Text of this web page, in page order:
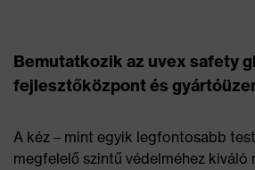
Bemutatkozik az uvex safety
fejlesztőközpont és
A kéz – mint egyik legfontosabb
megfelelő szintű védelméhez kiváló